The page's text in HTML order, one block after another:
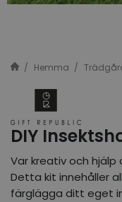
Hemma
DIY
Var kreativ och
Detta kit innehåller
färglägga ditt eget